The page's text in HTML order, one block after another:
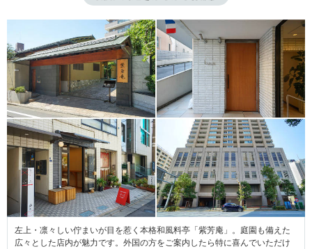
左上・凛々しい佇まいが目を惹く本格和風料亭「紫芳庵」。庭園も備えた
広々とした店内が魅力です。外国の方をご案内したら特に喜んでいただけ